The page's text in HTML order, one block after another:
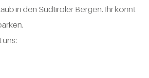
in den Südtiroler Bergen. Ihr könnt
uns: